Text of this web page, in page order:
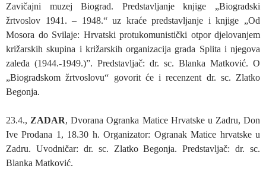
Zavičajni muzej Biograd. Predstavljanje knjige „Biogradski
žrtvoslov 1941. – 1948.“ uz kraće predstavljanje i knjige „Od
Mosora do Svilaje: Hrvatski protukomunistički otpor djelovanjem
križarskih skupina i križarskih organizacija grada Splita i njegova
zaleđa (1944.-1949.)”. Predstavljač: dr. sc. Blanka Matković. O
„Biogradskom žrtvoslovu“ govorit će i recenzent dr. sc. Zlatko
Begonja.
23.4., ZADAR, Dvorana Ogranka Matice Hrvatske u Zadru, Don
Ive Prodana 1, 18.30 h. Organizator: Ogranak Matice hrvatske u
Zadru. Uvodničar: dr. sc. Zlatko Begonja. Predstavljač: dr. sc.
Blanka Matković.